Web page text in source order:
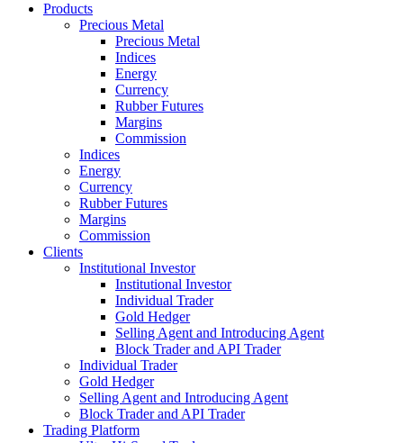
Products
Precious Metal
Precious Metal
Indices
Energy
Currency
Rubber Futures
Margins
Commission
Indices
Energy
Currency
Rubber Futures
Margins
Commission
Clients
Institutional Investor
Institutional Investor
Individual Trader
Gold Hedger
Selling Agent and Introducing Agent
Block Trader and API Trader
Individual Trader
Gold Hedger
Selling Agent and Introducing Agent
Block Trader and API Trader
Trading Platform